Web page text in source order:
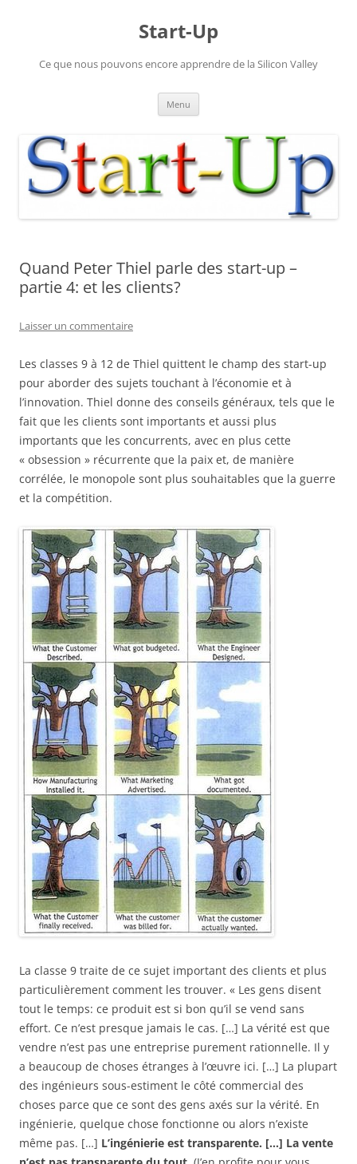
Start-Up
Ce que nous pouvons encore apprendre de la Silicon Valley
Menu
Quand Peter Thiel parle des start-up –
partie 4: et les clients?
Laisser un commentaire
Les classes 9 à 12 de Thiel quittent le champ des start-up
pour aborder des sujets touchant à l’économie et à
l’innovation. Thiel donne des conseils généraux, tels que le
fait que les clients sont importants et aussi plus
importants que les concurrents, avec en plus cette
« obsession » récurrente que la paix et, de manière
corrélée, le monopole sont plus souhaitables que la guerre
et la compétition.
La classe 9 traite de ce sujet important des clients et plus
particulièrement comment les trouver. « Les gens disent
tout le temps: ce produit est si bon qu’il se vend sans
effort. Ce n’est presque jamais le cas. […] La vérité est que
vendre n’est pas une entreprise purement rationnelle. Il y
a beaucoup de choses étranges à l’œuvre ici. […] La plupart
des ingénieurs sous-estiment le côté commercial des
choses parce que ce sont des gens axés sur la vérité. En
ingénierie, quelque chose fonctionne ou alors n’existe
même pas. […] L’ingénierie est transparente. […] La vente